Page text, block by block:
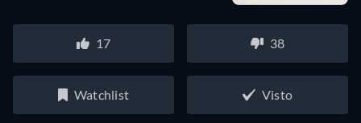
17 38
Watchlist Visto